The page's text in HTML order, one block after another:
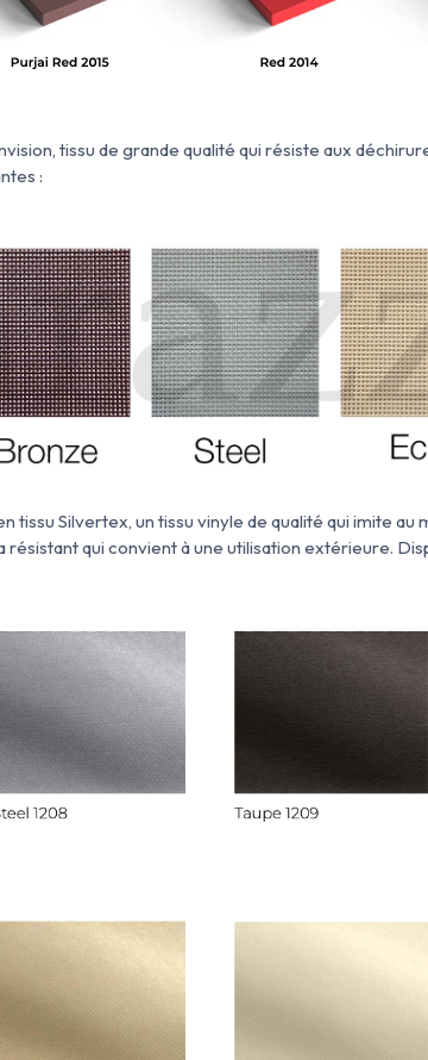
tissu de grande qualité qui résiste aux
:
tissu Silvertex, un tissu vinyle de qualité qui imite au
résistant qui convient à une utilisation extérieure.